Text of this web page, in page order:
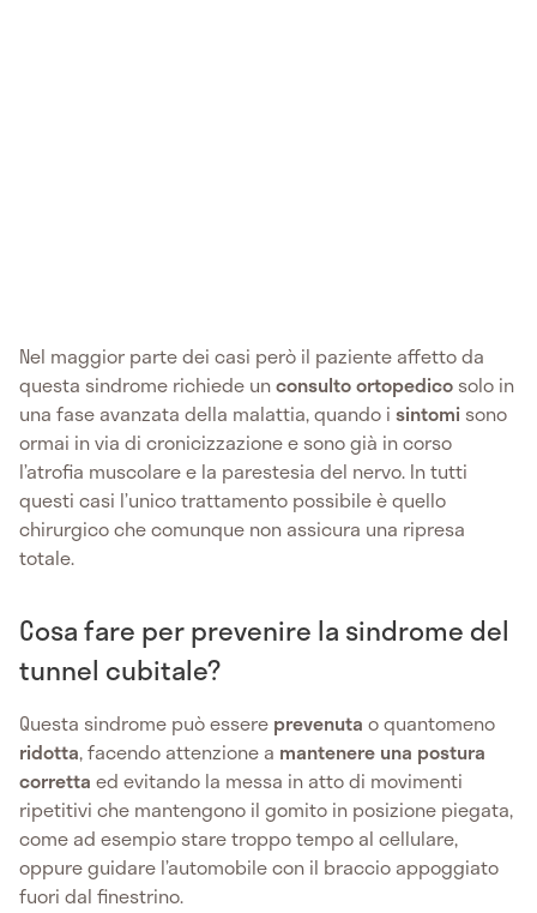
Nel maggior parte dei casi però il paziente affetto da
questa sindrome richiede unconsulto ortopedico solo in
una fase avanzata della malattia, quando i sintomi sono
ormai in via di cronicizzazione e sono già in corso
l’atrofia muscolare e la parestesia del nervo. In tutti
questi casi l’unico trattamento possibile è quello
chirurgico che comunque non assicura una ripresa
totale.
Cosa fare per prevenire la sindrome del
tunnel cubitale?
Questa sindrome può essere prevenuta o quantomeno
ridotta, facendo attenzione a mantenere una postura
corretta ed evitando la messa in atto di movimenti
ripetitivi che mantengono il gomito in posizione piegata,
come ad esempio stare troppo tempo al cellulare,
oppure guidare l’automobile con il braccio appoggiato
fuori dal finestrino.